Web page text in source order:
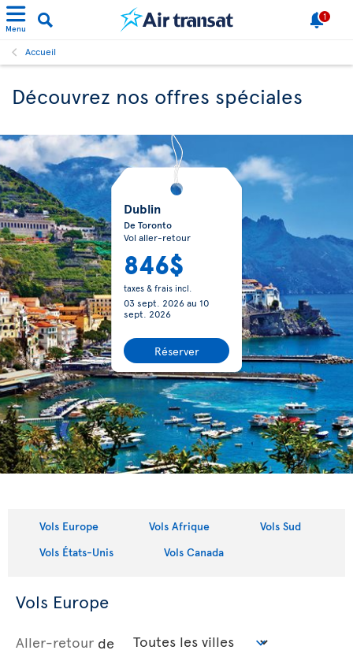
Menu
1
Accueil
Découvrez nos offres spéciales
Dublin
De Toronto
Vol aller-retour
846$
taxes & frais incl.
03 sept. 2026au 10
sept. 2026
Réserver
Vols Europe Vols Afrique
Vols Sud
Vols États-Unis
Vols Canada
Vols Europe
Aller-retour de